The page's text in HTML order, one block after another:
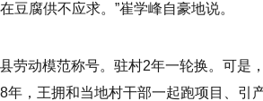
豆腐供不应求。”崔学峰自豪地说。
劳动模范称号。驻村2年一轮换。可是
年，王拥和当地村干部一起跑项目、引